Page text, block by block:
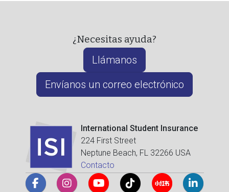
¿Necesitas ayuda?
Llámanos
Envíanos un correo electrónico
International Student Insurance
224 First Street
Neptune Beach, FL 32266 USA
Contacto